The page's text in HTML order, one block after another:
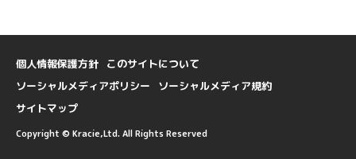
個人情報保護方針
このサイトについて
ソーシャルメディアポリシー
ソーシャルメディア規約
サイトマップ
Copyright © Kracie,Ltd. All Rights Reserved